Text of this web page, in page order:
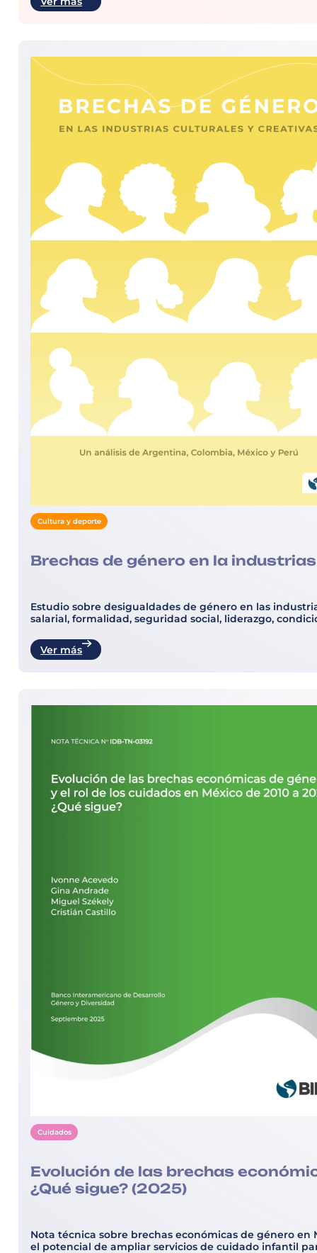
Cultura y deporte
Brechas de género en la
Estudio sobre desigualdades de género en las
salarial, formalidad, seguridad social, liderazgo,
Ver más
Cuidados
Evolución de las brechas
¿Qué sigue? (2025)
Nota técnica sobre brechas económicas de género en
el potencial de ampliar servicios de cuidado infantil